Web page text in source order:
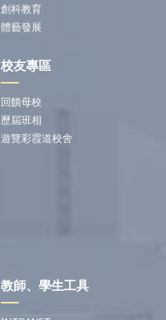
創科教育
體藝發展
校友專區
回饋母校
歷屆班相
遊覽彩霞道校舍
教師、學生工具